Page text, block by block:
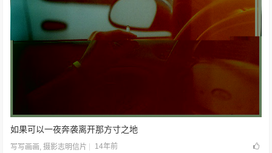
如果可以一夜奔袭离开那方寸之地
写写画画,摄影志明信片 14年前